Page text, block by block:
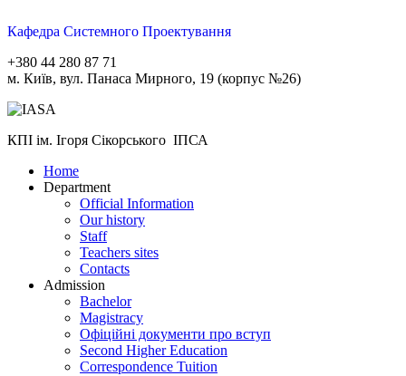
Кафедра Системного Проектування
+380 44 280 87 71
м. Київ, вул. Панаса Мирного, 19 (корпус №26)
КПІ ім. Ігоря Сікорського ІПСА
Home
Department
Official Information
Our history
Staff
Teachers sites
Contacts
Admission
Bachelor
Magistracy
Офіційні документи про вступ
Second Higher Education
Correspondence Tuition